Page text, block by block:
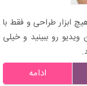
ابزار طراحی و فقط با
رو ببینید و خیلی
ادامه